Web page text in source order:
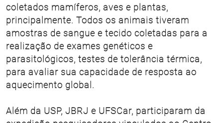
coletados mamíferos, aves e plantas,
principalmente. Todos os animais tiveram
amostras de sangue e tecido coletadas para a
realização de exames genéticos e
parasitológicos, testes de tolerância térmica,
para avaliar sua capacidade de resposta ao
aquecimento global.
Além da USP, JBRJ e UFSCar, participaram da